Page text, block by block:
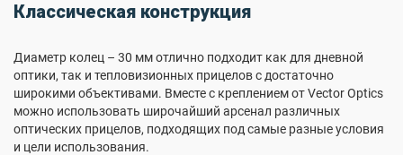
Классическая конструкция
Диаметр колец – 30 мм отлично подходит как для дневной
оптики, так и тепловизионных прицелов с достаточно
широкими объективами. Вместе с креплением от Vector Optics
можно использовать широчайший арсенал различных
оптических прицелов, подходящих под самые разные условия
и цели использования.